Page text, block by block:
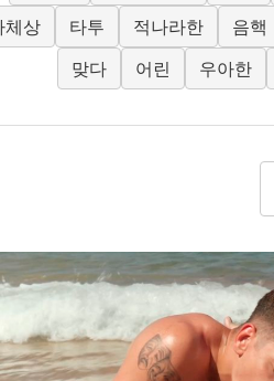
체상
타투 적나라한 음핵
맞다
어린 우아한